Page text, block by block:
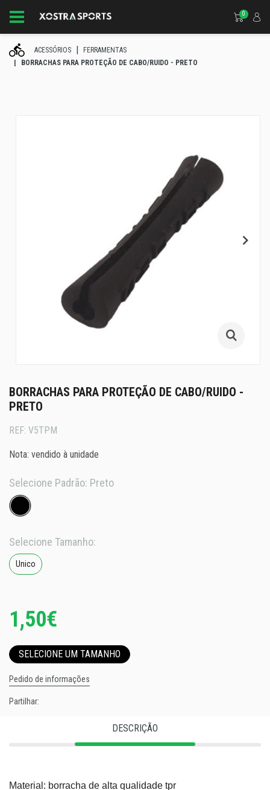
0
ACESSÓRIOS
FERRAMENTAS
BORRACHAS PARA PROTEÇÃO DE CABO/RUIDO - PRETO
DESCRIÇÃO
Material: borracha de alta qualidade tpr
BORRACHAS PARA PROTEÇÃO DE CABO/RUIDO -
PRETO
REF: V5TPM
Nota: vendido à unidade
Selecione Padrão: Preto
Selecione Tamanho:
Unico
1,50€
SELECIONE UM TAMANHO
Pedido de informações
Partilhar: